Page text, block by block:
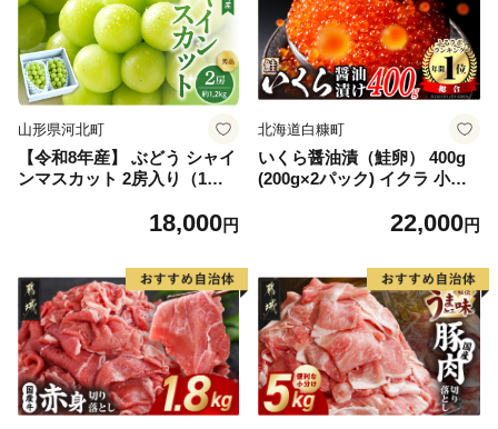
山形県河北町
【令和8年産】 ぶどう シャイ
ンマスカット 2房入り（1房6
産【山形eLab】 ka074-023-r
18,000円
北海道白糠町
いくら醤油漬（鮭卵） 400g
(200g×2パック) イクラ 小分
くら醤油漬け 鮭 鮭卵 ikura
大好評品 北海道 白糠町
22,000円